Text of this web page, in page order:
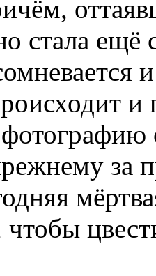
стала ещё
за